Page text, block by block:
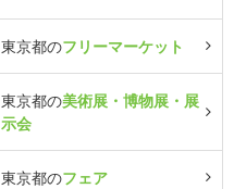
東京都のフリーマーケット
東京都の美術展・博物展・展
示会
東京都のフェア